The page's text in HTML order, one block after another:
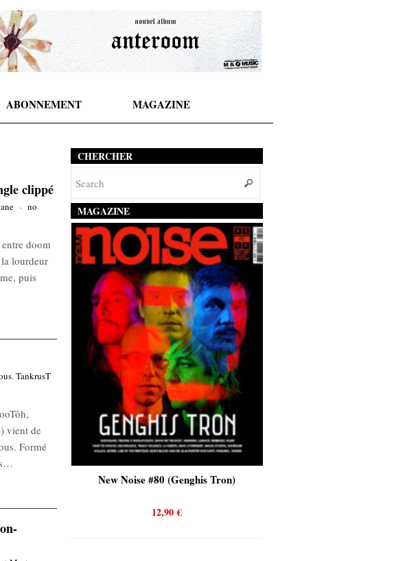
ABONNEMENT MAGAZINE
clippé
- no
doom
la lourdeur
puis
,TankrusT
vient de
Formé
CHERCHER
MAGAZINE
Noise #80 (Genghis Tron)
12,90
New Noise #80 (Quicksand)